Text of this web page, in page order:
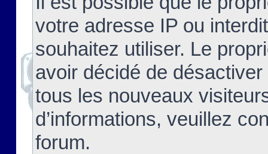
votre adresse IP ou
souhaitez utiliser. Le
avoir décidé de
tous les nouveaux
d’informations, veuillez
forum.